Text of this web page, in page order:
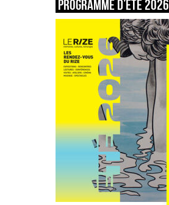
Programme d’été 2026